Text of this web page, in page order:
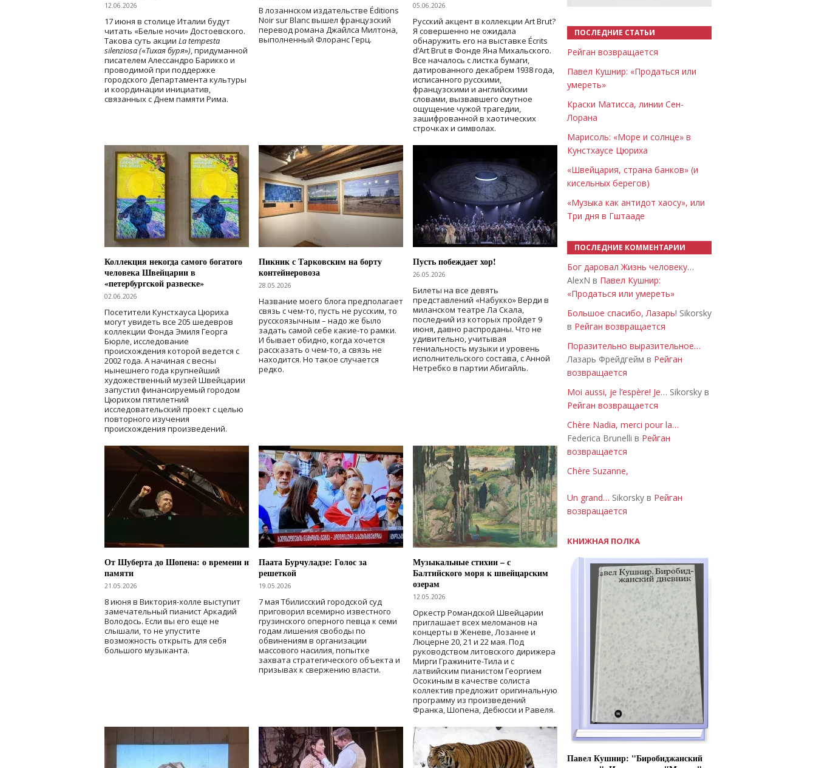
12.06.2026
17 июня в столице Италии будут
читать «Белые ночи» Достоевского.
Такова суть акции La tempesta
silenziosa («Тихая буря»), придуманной
писателем Алессандро Барикко и
проводимой при поддержке
городского Департамента культуры
и координации инициатив,
связанных с Днем памяти Рима.
В лозаннском издательстве Éditions
Noir sur Blanc вышел французский
перевод романа Джайлса Милтона,
выполненный Флоранс Герц.
05.06.2026
Русский акцент в коллекции Art Brut?
Я совершенно не ожидала
обнаружить его на выставке Écrits
d’Art Brut в Фонде Яна Михальского.
Все началось с листка бумаги,
датированного декабрем 1938 года,
исписанного русскими,
французскими и английскими
словами, вызвавшего смутное
ощущение чужой трагедии,
зашифрованной в хаотических
строчках и символах.
Коллекция некогда самого богатого
человека Швейцарии в
«петербургской развеске»
02.06.2026
Посетители Кунстхауса Цюриха
могут увидеть все 205 шедевров
коллекции Фонда Эмиля Георга
Бюрле, исследование
происхождения которой ведется с
2002 года. А начиная с весны
нынешнего года крупнейший
художественный музей Швейцарии
запустил финансируемый городом
Цюрихом пятилетний
исследовательский проект с целью
повторного изучения
происхождения произведений.
Пикник с Тарковским на борту
контейнеровоза
28.05.2026
Название моего блога предполагает
связь с чем-то, пусть не русским, то
русскоязычным – надо же было
задать самой себе какие-то рамки.
И бывает обидно, когда хочется
рассказать о чем-то, а связь не
находится. Но такое случается
редко.
Пусть побеждает хор!
26.05.2026
Билеты на все девять
представлений «Набукко» Верди в
миланском театре Ла Скала,
последний из которых пройдет 9
июня, давно распроданы. Что не
удивительно, учитывая
гениальность музыки и уровень
исполнительского состава, с Анной
Нетребко в партии Абигайль.
От Шуберта до Шопена: о времени и
памяти
21.05.2026
8 июня в Виктория-холле выступит
замечательный пианист Аркадий
Володось. Если вы его еще не
слышали, то не упустите
возможность открыть для себя
большого музыканта.
Паата Бурчуладзе: Голос за
решеткой
19.05.2026
7 мая Тбилисский городской суд
приговорил всемирно известного
грузинского оперного певца к семи
годам лишения свободы по
обвинениям в организации
массового насилия, попытке
захвата стратегического объекта и
призывах к свержению власти.
Музыкальные стихии – с
Балтийского моря к швейцарским
озерам
12.05.2026
Оркестр Романдской Швейцарии
приглашает всех меломанов на
концерты в Женеве, Лозанне и
Люцерне 20, 21 и 22 мая. Под
руководством литовского дирижера
Мирги Гражините-Тила и с
латвийским пианистом Георгием
Осокиным в качестве солиста
коллектив предложит оригинальную
программу из произведений
Франка, Шопена, Дебюсси и Равеля.
ПОСЛЕДНИЕ СТАТЬИ
Рейган возвращается
Павел Кушнир: «Продаться или
умереть»
Краски Матисса, линии Сен-
Лорана
Марисоль: «Море и солнце» в
Кунстхаусе Цюриха
«Швейцария, страна банков» (и
кисельных берегов)
«Музыка как антидот хаосу», или
Три дня в Гштааде
ПОСЛЕДНИЕ КОММЕНТАРИИ
Бог даровал Жизнь человеку…
AlexN в Павел Кушнир:
«Продаться или умереть»
Большое спасибо, Лазарь! Sikorsky
в Рейган возвращается
Поразительно выразительное…
Лазарь Фрейдгейм в Рейган
возвращается
Moi aussi, je l’espère! Je… Sikorsky в
Рейган возвращается
Chère Nadia, merci pour la…
Federica Brunelli в Рейган
возвращается
Chère Suzanne,
Un grand… Sikorsky в Рейган
возвращается
КНИЖНАЯ ПОЛКА
Павел Кушнир: "Биробиджанский